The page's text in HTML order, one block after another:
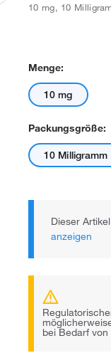
10 mg, 10
Menge:
10 mg
Packungsgröße:
10 Milligramm
Dieser
anzeigen
bei Bedarf